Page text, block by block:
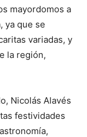
mayordomos a
ya que se
variadas, y
la región,
Nicolás Alavés
festividades